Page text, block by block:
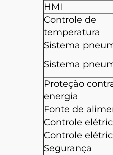
HMI
Controle de
temperatura
Sistema
Sistema
Proteção
energia
Fonte de
Controle
Controle
Segurança